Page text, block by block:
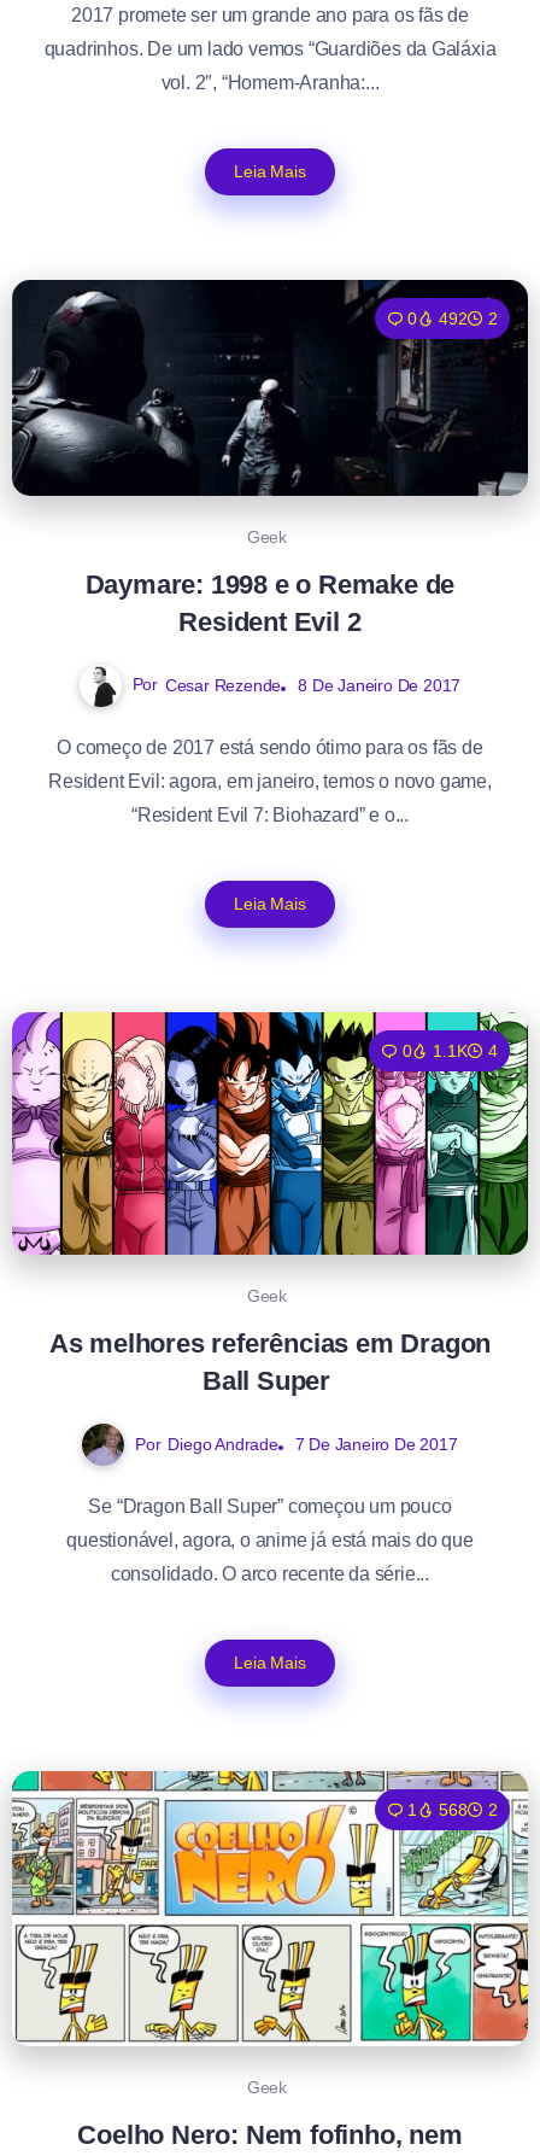
2017 promete ser um grande ano para os fãs de
quadrinhos. De um lado vemos “Guardiões da Galáxia
vol. 2″, “Homem-Aranha:...
Leia Mais
0 492 2
Geek
Daymare: 1998 e o Remake de
Resident Evil 2
Por Cesar Rezende 8 De Janeiro De 2017
O começo de 2017 está sendo ótimo para os fãs de
Resident Evil: agora, em janeiro, temos o novo game,
“Resident Evil 7: Biohazard” e o...
Leia Mais
0 1.1K 4
Geek
As melhores referências em Dragon
Ball Super
Por Diego Andrade 7 De Janeiro De 2017
Se “Dragon Ball Super” começou um pouco
questionável, agora, o anime já está mais do que
consolidado. O arco recente da série...
Leia Mais
1 568 2
Geek
Coelho Nero: Nem fofinho, nem